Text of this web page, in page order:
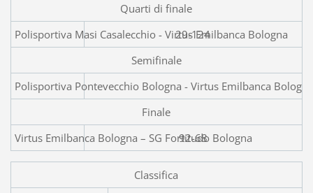
Quarti di finale
Polisportiva Masi29-124
Semifinale
Polisportiva Pontevecchio Bologna - Virtus Emilbanca Bologna
Finale
Virtus Emilbanca Bologna – SG Fortitudo Bologna
92-68
Classifica